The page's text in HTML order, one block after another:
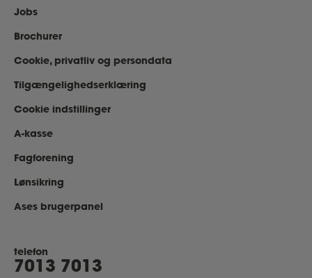
Jobs
Brochurer
Cookie, privatliv og persondata
Tilgængelighedserklæring
Cookie indstillinger
A-kasse
Fagforening
Lønsikring
Ases brugerpanel
telefon
7013 7013